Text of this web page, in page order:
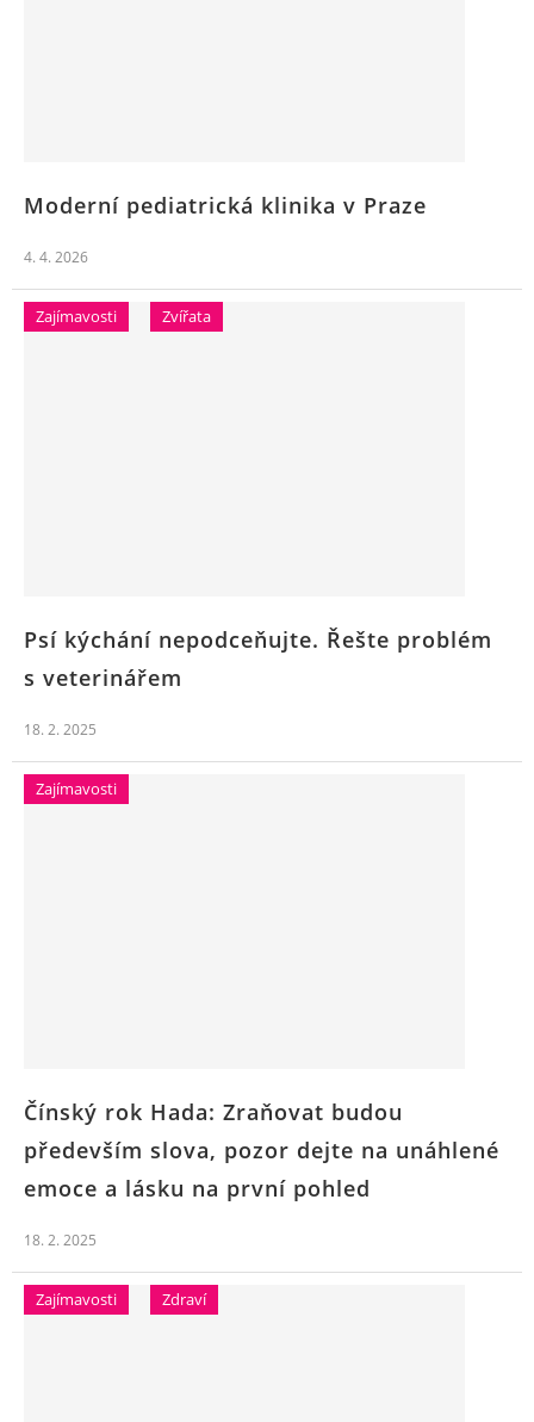
Moderní pediatrická klinika v Praze
4. 4. 2026
Zajímavosti Zvířata
Psí kýchání nepodceňujte. Řešte problém
s veterinářem
18. 2. 2025
Zajímavosti
Čínský rok Hada: Zraňovat budou
především slova, pozor dejte na unáhlené
emoce a lásku na první pohled
18. 2. 2025
Zajímavosti Zdraví